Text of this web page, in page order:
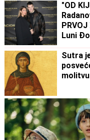
"OD
Luni
se"
Sutra
molitvu